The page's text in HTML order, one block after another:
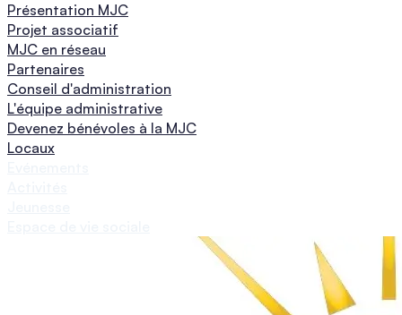
Présentation MJC
Projet associatif
MJC en réseau
Partenaires
Conseil d'administration
L'équipe administrative
Devenez bénévoles à la MJC
Locaux